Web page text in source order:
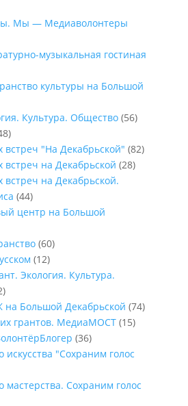
Мы — Медиаволонтеры
музыкальная гостиная
культуры на Большой
Культура. Общество(56)
встреч "На Декабрьской" (82)
встреч на Декабрьской (28)
встреч на Декабрьской.
(44)
центр на Большой
(60)
(12)
Экология. Культура.
на Большой Декабрьской (74)
грантов. МедиаМОСТ(15)
(36)
искусства "Сохраним голос
мастерства. Сохраним голос